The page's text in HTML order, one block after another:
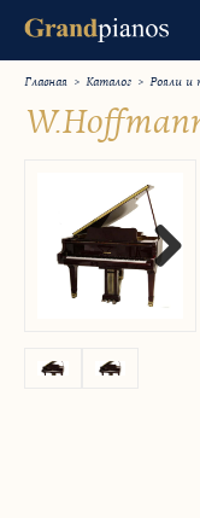
Главная > Каталог > Рояли и